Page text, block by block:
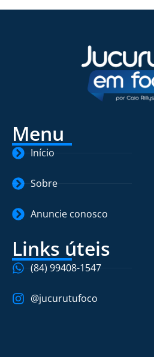
Menu
Início
Sobre
Anuncie conosco
Links úteis
(84) 99408-1547
@jucurutufoco